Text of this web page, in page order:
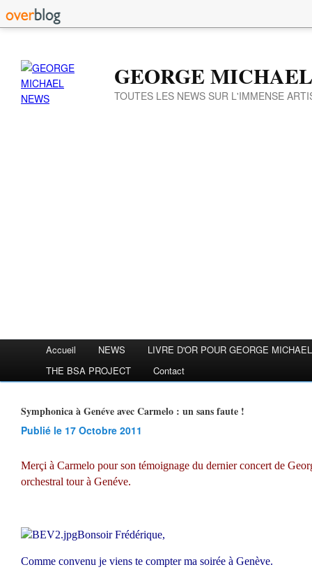
GEORGE
TOUTES LES NEWS SUR L'IMMENSE
Accueil NEWS
LIVRE D'OR POUR GEORGE MICHAEL
THE BSA PROJECT
Contact
Symphonica à Genéve avec Carmelo : un sans faute !
Publié le 17 Octobre 2011
Merçi à Carmelo pour son témoignage du dernier concert de
orchestral tour à Genéve.
Bonsoir Frédérique,
Comme convenu je viens te compter ma soirée à Genève.